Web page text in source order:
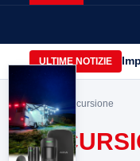
ULTIME NOTIZIE
Home> escursione